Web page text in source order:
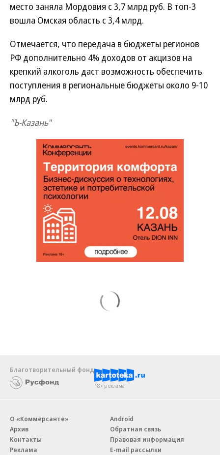
место заняла Мордовия с 3,7 млрд руб. В топ-3
вошла Омская область с 3,4 млрд.
Отмечается, что передача в бюджеты регионов
РФ дополнительно 4% доходов от акцизов на
крепкий алкоголь даст возможность обеспечить
поступления в региональные бюджеты около 9-10
млрд руб.
"Ъ-Казань"
Благотворительный фонд
18+ реклама
О «Коммерсанте»
Архив
Контакты
Реклама
Android
Обратная связь
Правовая информация
E-mail рассылки